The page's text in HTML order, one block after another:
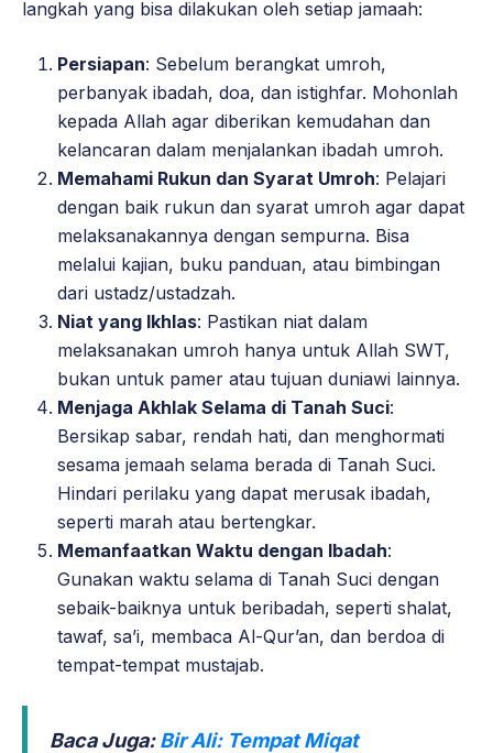
langkah yang bisa dilakukan oleh setiap jamaah:
Persiapan: Sebelum berangkat umroh,
perbanyak ibadah, doa, dan istighfar. Mohonlah
kepada Allah agar diberikan kemudahan dan
kelancaran dalam menjalankan ibadah umroh.
Memahami Rukun dan Syarat Umroh: Pelajari
dengan baik rukun dan syarat umroh agar dapat
melaksanakannya dengan sempurna. Bisa
melalui kajian, buku panduan, atau bimbingan
dari ustadz/ustadzah.
Niat yang Ikhlas: Pastikan niat dalam
melaksanakan umroh hanya untuk Allah SWT,
bukan untuk pamer atau tujuan duniawi lainnya.
Menjaga Akhlak Selama di Tanah Suci:
Bersikap sabar, rendah hati, dan menghormati
sesama jemaah selama berada di Tanah Suci.
Hindari perilaku yang dapat merusak ibadah,
seperti marah atau bertengkar.
Memanfaatkan Waktu dengan Ibadah:
Gunakan waktu selama di Tanah Suci dengan
sebaik-baiknya untuk beribadah, seperti shalat,
tawaf, sa’i, membaca Al-Qur’an, dan berdoa di
tempat-tempat mustajab.
Baca Juga:Bir Ali: Tempat Miqat